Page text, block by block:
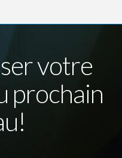
votre
prochain